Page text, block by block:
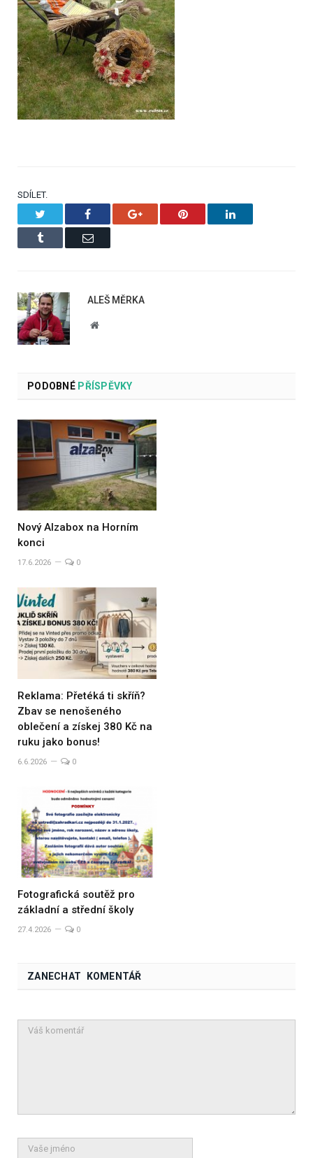
SDÍLET.
Facebook Google+ Pinterest LinkedIn
Tumblr Email
ALEŠ MĚRKA
Website
PODOBNÉPŘÍSPĚVKY
Nový Alzabox na Horním
konci
17.6.2026 0
Reklama: Přetéká ti skříň?
Zbav se nenošeného
oblečení a získej 380 Kč na
ruku jako bonus!
6.6.2026 0
Fotografická soutěž pro
základní a střední školy
27.4.2026 0
ZANECHAT KOMENTÁŘ